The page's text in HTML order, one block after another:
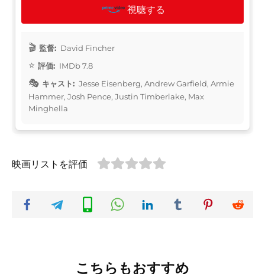
視聴する
監督: David Fincher
評価: IMDb 7.8
キャスト: Jesse Eisenberg, Andrew Garfield, Armie
Hammer, Josh Pence, Justin Timberlake, Max
Minghella
映画リストを評価
こちらもおすすめ